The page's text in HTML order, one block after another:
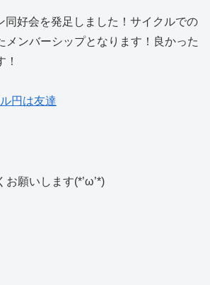
同好会を発足しました！サイクルでの
メンバーシップとなります！良かった
！
円は友達
お願いします(*’ω’*)